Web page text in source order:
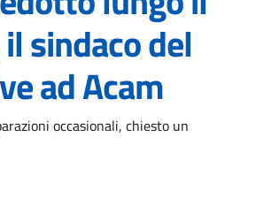
sindaco del
ad Acam
notizia
occasionali, chiesto un